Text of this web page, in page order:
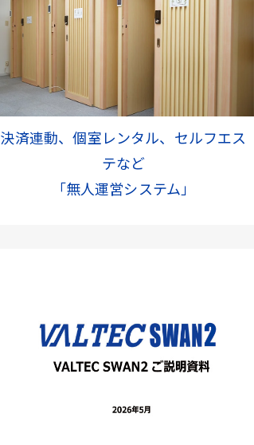
決済連動、個室レンタル、セルフエス
テなど
「無人運営システム」